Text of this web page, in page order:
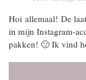
Hoi allemaal! De
in mijn Instagram-
pakken! 🙂 Ik vind